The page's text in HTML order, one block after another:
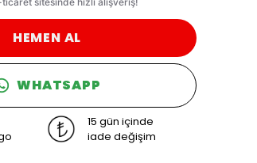
HEMEN AL
WHATSAPP
15 gün içinde
iade değişim